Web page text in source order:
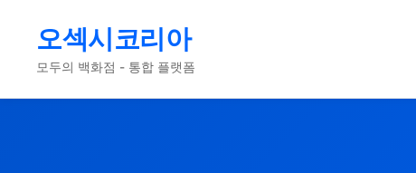
오섹시코리아
모두의 백화점 - 통합 플랫폼